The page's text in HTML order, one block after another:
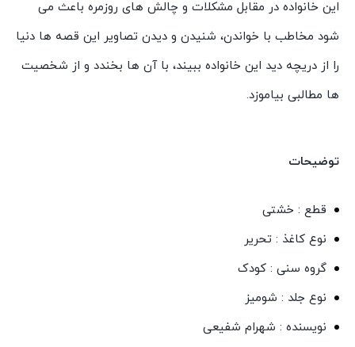
این خانواده در مقابل مشکلات و چالش های روزمره باعث می
شود مخاطب با خواندن، شنیدن و دیدن تصاویر این قصه ها دنیا
را از دریچه دید این خانواده ببیند، با آن ها بخندد و از شخصیت
ها مطالبی بیاموزد.
توضیحات
قطع : خشتی
نوع کاغذ : تحریر
گروه سنی : کودک
نوع جلد : شومیز
نویسنده : شهرام شفیعی